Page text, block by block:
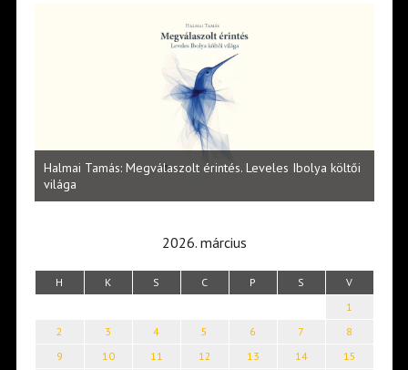
Halmai Tamás: Megválaszolt érintés. Leveles Ibolya költői
világa
2026. március
H K S C P S V
1
2
3 4 5 6 7
8
9
10 11 12 13 14
15